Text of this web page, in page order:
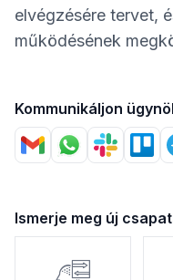
elvégzésére tervet,
működésének
Kommunikáljon
segítségével
Ismerje meg új